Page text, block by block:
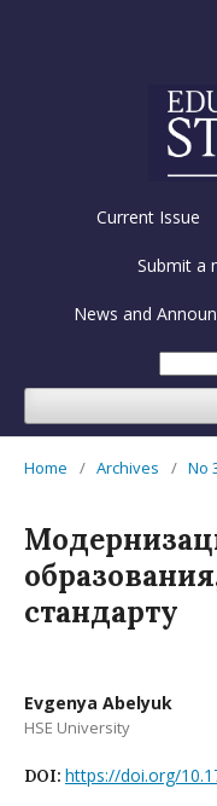
Current Issue
Submit a
News and
Home / Archives / No
стандарту
Evgenya Abelyuk
HSE University
DOI: https://doi.org/